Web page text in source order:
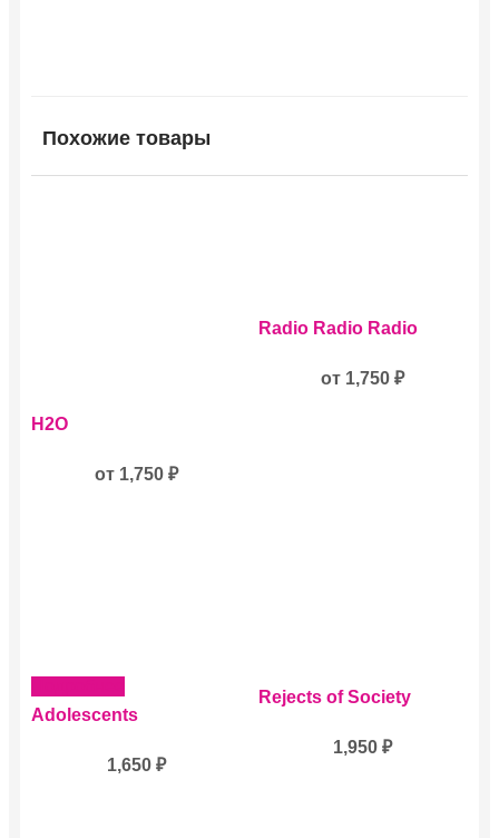
Похожие товары
Этот
товар
несколько
H2O
от 1,750 ₽
Этот
товар
несколько
Radio Radio Radio
от 1,750₽
Adolescents
1,650 ₽
Rejects of Society
1,950₽